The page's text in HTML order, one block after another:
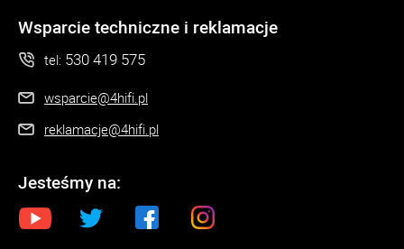
Wsparcie techniczne i reklamacje
tel: 530 419 575
wsparcie@4hifi.pl
reklamacje@4hifi.pl
Jesteśmy na: